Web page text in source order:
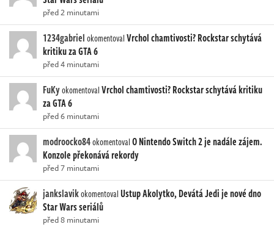
před 2 minutami
1234gabrielokomentovalVrchol chamtivosti? Rockstar schytává
kritiku za GTA 6
před 4 minutami
FuKyokomentovalVrchol chamtivosti? Rockstar schytává kritiku
za GTA 6
před 6 minutami
modroocko84okomentovalO Nintendo Switch 2 je nadále zájem.
Konzole překonává rekordy
před 7 minutami
jankslavikokomentovalUstup Akolytko, Devátá Jedi je nové dno
Star Wars seriálů
před 8 minutami